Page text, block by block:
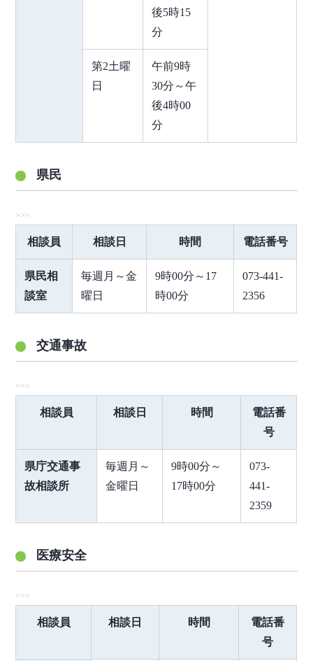
後5時15
分
第2土曜
日
午前9時
30分～午
後4時00
分
県民
相談員 相談日 時間 電話番号
県民相
談室
毎週月～金
曜日
9時00分～17
時00分
073-441-
2356
交通事故
相談員 相談日 時間
電話番
号
県庁交通事
故相談所
毎週月～
金曜日
9時00分～
17時00分
073-
441-
2359
医療安全
相談員 相談日 時間
電話番
号